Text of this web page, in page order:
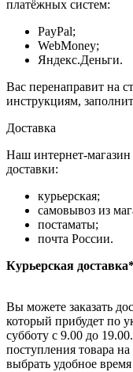
платёжных систем:
PayPal;
WebMoney;
Яндекс.Деньги.
Вас перенаправит на
инструкциям,
Доставка
Наш интернет-магазин
доставки:
курьерская;
самовывоз из
постаматы;
почта России.
Курьерская
Вы можете заказать
который прибудет по
субботу с 9.00 до
поступления товара
выбрать удобное